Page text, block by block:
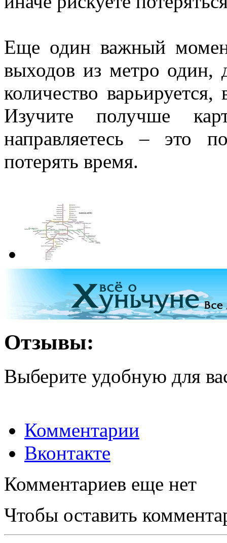
Еще один важный
выходов из метро один,
количество
Изучите получше
направляетесь – это
потерять время.
Отзывы:
Выберите удобную для
Комментарии
Вконтакте
Комментариев еще нет
Чтобы оставить